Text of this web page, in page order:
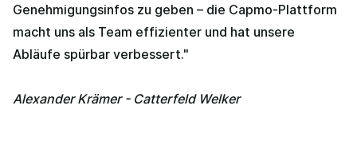
Genehmigungsinfos zu geben – die Capmo-Plattform
macht uns als Team effizienter und hat unsere
Abläufe spürbar verbessert."
Alexander Krämer - Catterfeld Welker